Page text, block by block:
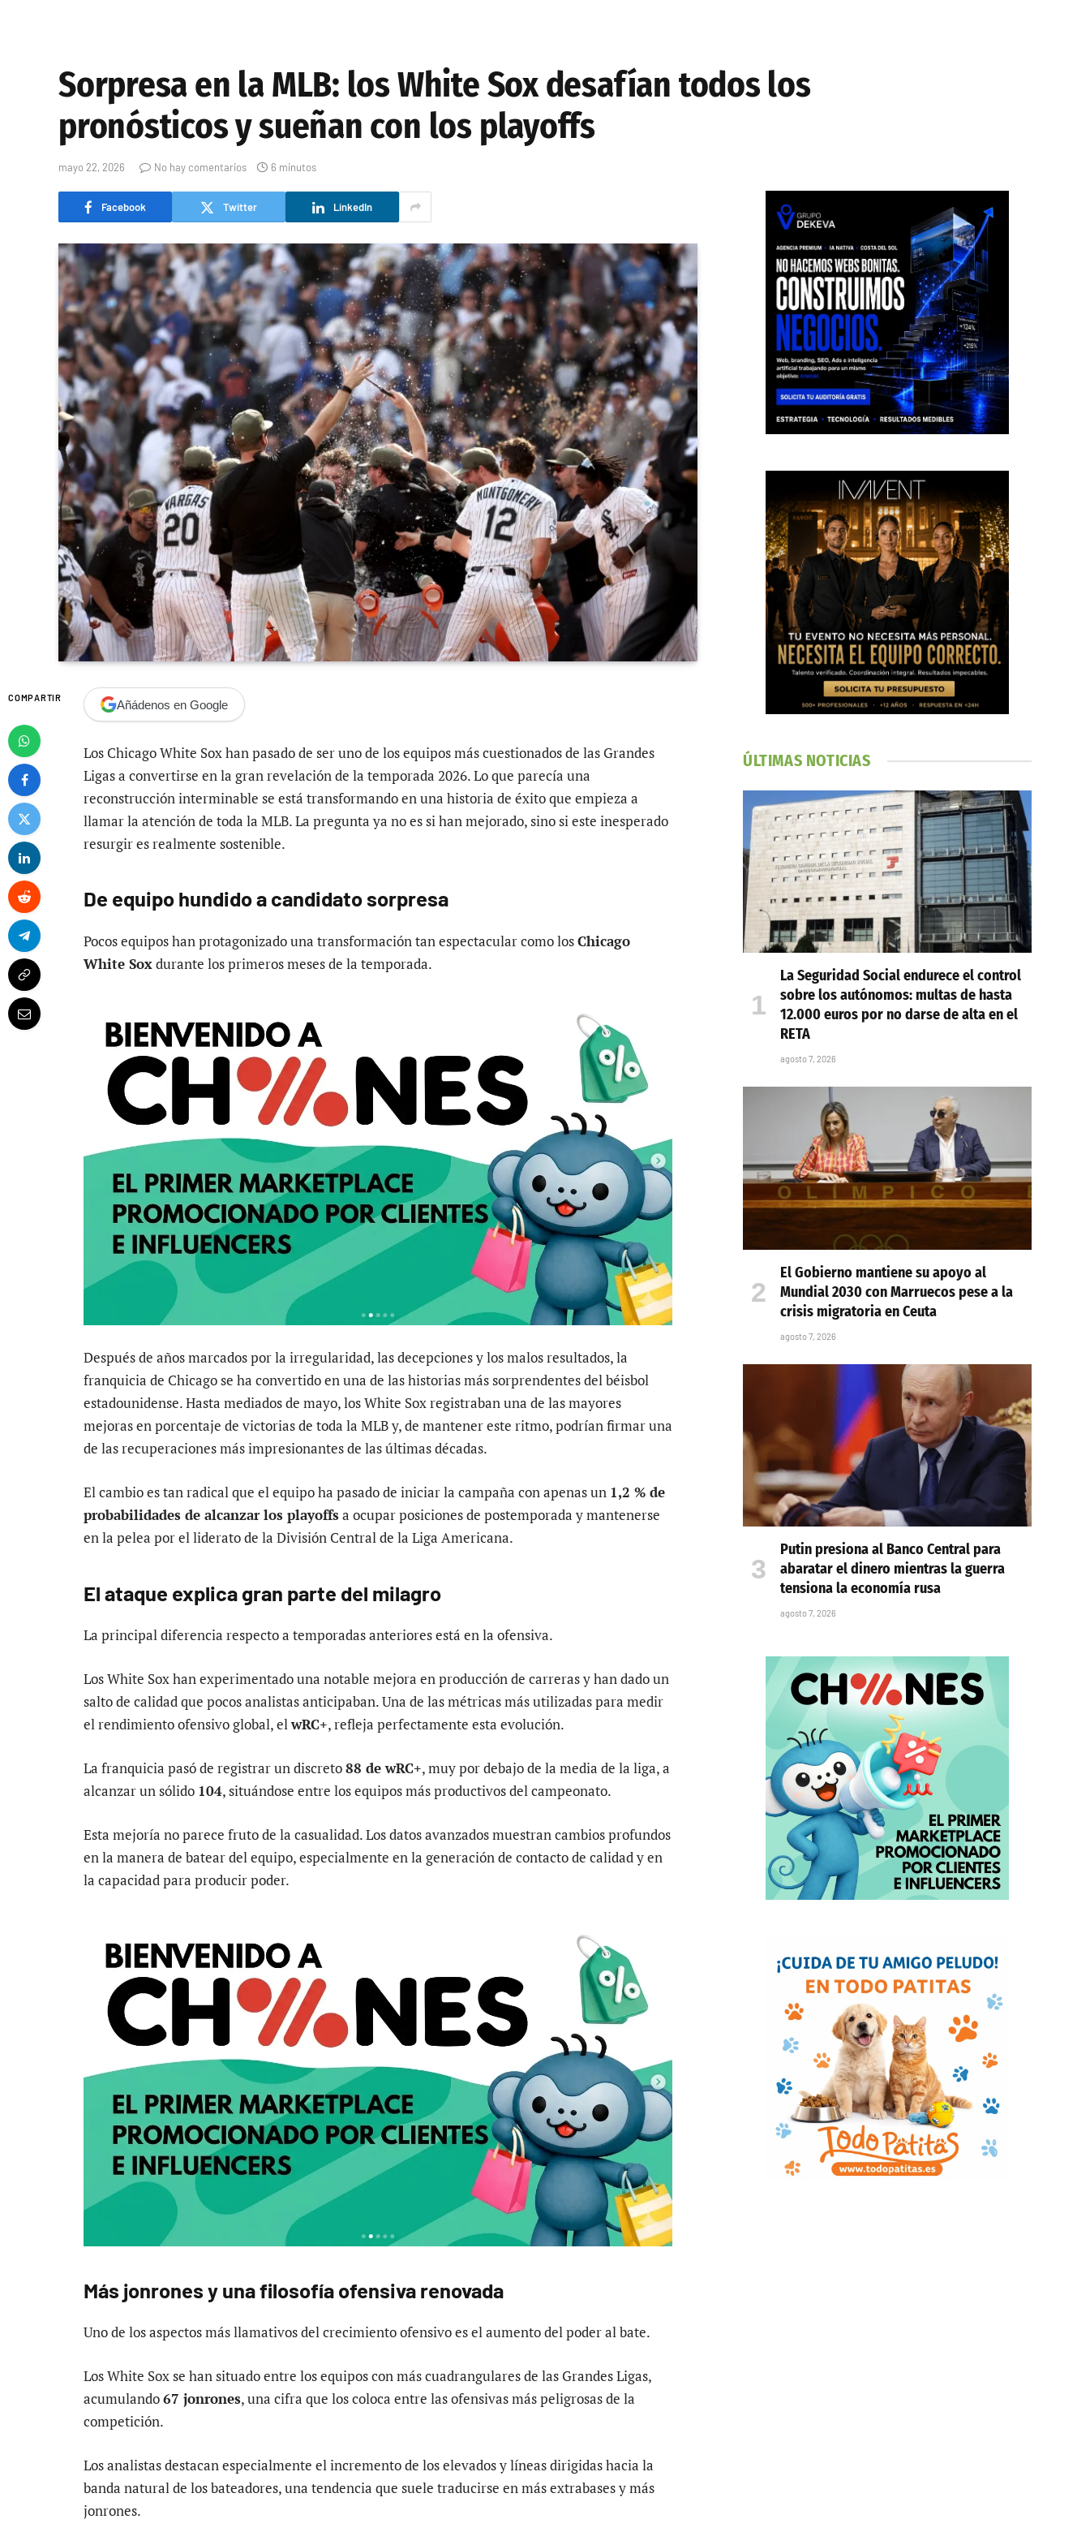
Sorpresa en la MLB: los White Sox desafían todos los
pronósticos y sueñan con los playoffs
mayo 22, 2026 No hay comentarios 6 minutos
Facebook Twitter LinkedIn
COMPARTIR Añádenos en Google
Los Chicago White Sox han pasado de ser uno de los equipos más cuestionados de las Grandes
Ligas a convertirse en la gran revelación de la temporada 2026. Lo que parecía una
reconstrucción interminable se está transformando en una historia de éxito que empieza a
llamar la atención de toda la MLB. La pregunta ya no es si han mejorado, sino si este inesperado
resurgir es realmente sostenible.
De equipo hundido a candidato sorpresa
Pocos equipos han protagonizado una transformación tan espectacular como losChicago
White Sox durante los primeros meses de la temporada.
Después de años marcados por la irregularidad, las decepciones y los malos resultados, la
franquicia de Chicago se ha convertido en una de las historias más sorprendentes del béisbol
estadounidense. Hasta mediados de mayo, los White Sox registraban una de las mayores
mejoras en porcentaje de victorias de toda la MLB y, de mantener este ritmo, podrían firmar una
de las recuperaciones más impresionantes de las últimas décadas.
El cambio es tan radical que el equipo ha pasado de iniciar la campaña con apenas un 1,2 % de
probabilidades de alcanzar los playoffsa ocupar posiciones de postemporada y mantenerse
en la pelea por el liderato de la División Central de la Liga Americana.
El ataque explica gran parte del milagro
La principal diferencia respecto a temporadas anteriores está en la ofensiva.
Los White Sox han experimentado una notable mejora en producción de carreras y han dado un
salto de calidad que pocos analistas anticipaban. Una de las métricas más utilizadas para medir
el rendimiento ofensivo global, elwRC+, refleja perfectamente esta evolución.
La franquicia pasó de registrar un discreto88 de wRC+, muy por debajo de la media de la liga, a
alcanzar un sólido 104, situándose entre los equipos más productivos del campeonato.
Esta mejoría no parece fruto de la casualidad. Los datos avanzados muestran cambios profundos
en la manera de batear del equipo, especialmente en la generación de contacto de calidad y en
la capacidad para producir poder.
Más jonrones y una filosofía ofensiva renovada
Uno de los aspectos más llamativos del crecimiento ofensivo es el aumento del poder al bate.
Los White Sox se han situado entre los equipos con más cuadrangulares de las Grandes Ligas,
acumulando67 jonrones, una cifra que los coloca entre las ofensivas más peligrosas de la
competición.
Los analistas destacan especialmente el incremento de los elevados y líneas dirigidas hacia la
banda natural de los bateadores, una tendencia que suele traducirse en más extrabases y más
jonrones.
ÚLTIMAS NOTICIAS
La Seguridad Social endurece el control
sobre los autónomos: multas de hasta
12.000 euros por no darse de alta en el
RETA
agosto 7, 2026
El Gobierno mantiene su apoyo al
Mundial 2030 con Marruecos pese a la
crisis migratoria en Ceuta
agosto 7, 2026
Putin presiona al Banco Central para
abaratar el dinero mientras la guerra
tensiona la economía rusa
agosto 7, 2026